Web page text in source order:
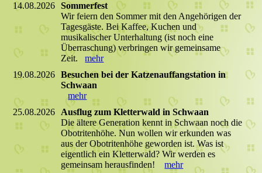
14.08.2026
Sommerfest
Wir feiern den Sommer mit den Angehörigen der
Tagesgäste. Bei Kaffee, Kuchen und
musikalischer Unterhaltung (ist noch eine
Überraschung) verbringen wir gemeinsame
Zeit.mehr
19.08.2026
Besuchen bei der Katzenauffangstation in
Schwaan
mehr
25.08.2026
Ausflug zum Kletterwald in Schwaan
Die ältere Generation kennt in Schwaan noch die
Obotritenhöhe. Nun wollen wir erkunden was
aus der Obotritenhöhe geworden ist. Was ist
eigentlich ein Kletterwald? Wir werden es
gemeinsam herausfinden!mehr